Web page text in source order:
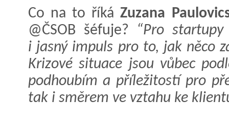
Co na to říkáZuzana
@ČSOB šéfuje?
“Pro
i jasný impuls pro to, jak něco
Krizové situace jsou vůbec
podhoubím a příležitostí pro
tak i směrem ve vztahu ke